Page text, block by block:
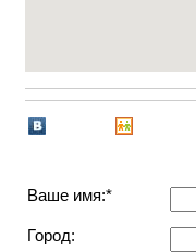
Ваше имя:*
Город: